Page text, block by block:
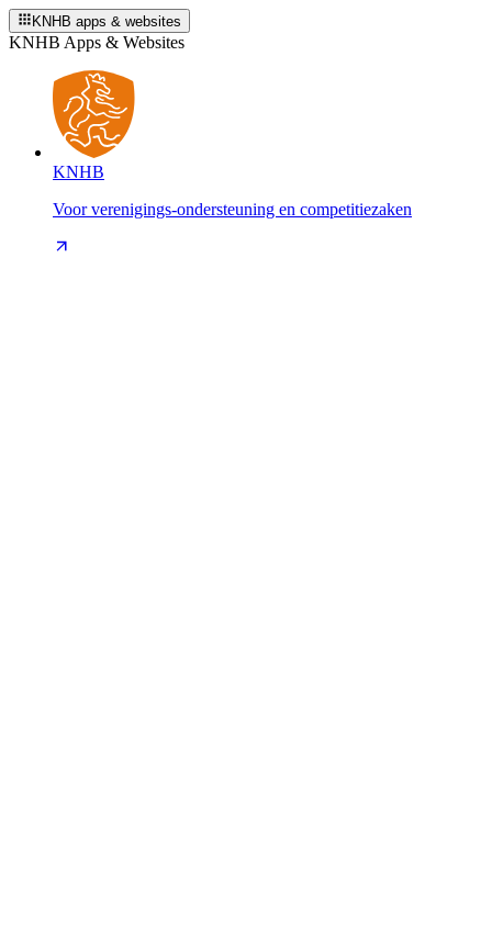
KNHB apps & websites
KNHB Apps & Websites
KNHB
Voor verenigings-ondersteuning en competitiezaken